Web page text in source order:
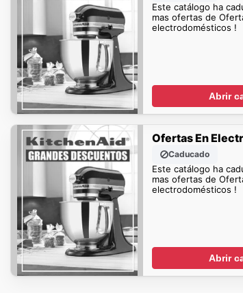
Este catálogo ha
mas ofertas de
electrodomésticos !
Abrir
Ofertas En
Caducado
Este catálogo ha
mas ofertas de
electrodomésticos !
Abrir